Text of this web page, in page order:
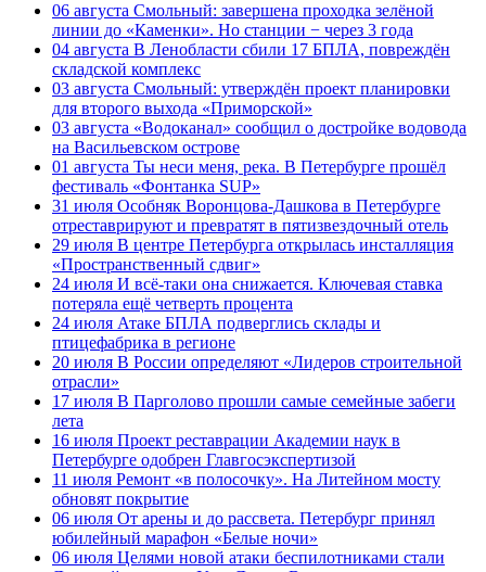
06 августа Смольный: завершена проходка зелёной
линии до «Каменки». Но станции − через 3 года
04 августа В Ленобласти сбили 17 БПЛА, повреждён
складской комплекс
03 августа Смольный: утверждён проект планировки
для второго выхода «Приморской»
03 августа «Водоканал» сообщил о достройке водовода
на Васильевском острове
01 августа Ты неси меня, река. В Петербурге прошёл
фестиваль «Фонтанка SUP»
31 июля Особняк Воронцова-Дашкова в Петербурге
отреставрируют и превратят в пятизвездочный отель
29 июля В центре Петербурга открылась инсталляция
«Пространственный сдвиг»
24 июля И всё-таки она снижается. Ключевая ставка
потеряла ещё четверть процента
24 июля Атаке БПЛА подверглись склады и
птицефабрика в регионе
20 июля В России определяют «Лидеров строительной
отрасли»
17 июля В Парголово прошли самые семейные забеги
лета
16 июля Проект реставрации Академии наук в
Петербурге одобрен Главгосэкспертизой
11 июля Ремонт «в полосочку». На Литейном мосту
обновят покрытие
06 июля От арены и до рассвета. Петербург принял
юбилейный марафон «Белые ночи»
06 июля Целями новой атаки беспилотниками стали